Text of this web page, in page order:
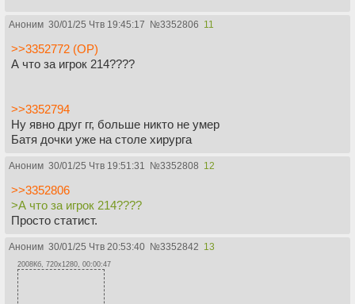
Аноним 30/01/25 Чтв 19:45:17 №3352806 11
>>3352772 (OP)
А что за игрок 214????
>>3352794
Ну явно друг гг, больше никто не умер
Батя дочки уже на столе хирурга
Аноним 30/01/25 Чтв 19:51:31 №3352808 12
>>3352806
>А что за игрок 214????
Просто статист.
Аноним 30/01/25 Чтв 20:53:40 №3352842 13
2008Кб, 720x1280, 00:00:47